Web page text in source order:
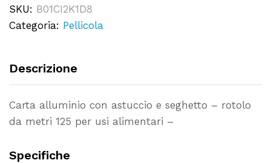
alimentari
-
SKU: B01CI2K1D8
Categoria: Pellicola
Descrizione
Carta alluminio con astuccio e seghetto – rotolo
da metri 125 per usi alimentari –
Specifiche